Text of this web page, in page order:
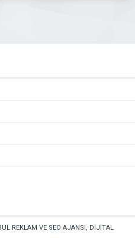
REKLAM VE SEO AJANSI, DİJİTAL